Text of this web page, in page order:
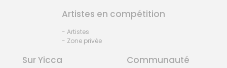
Artistes en compétition
- Artistes
- Zone privée
Sur Yicca Communauté